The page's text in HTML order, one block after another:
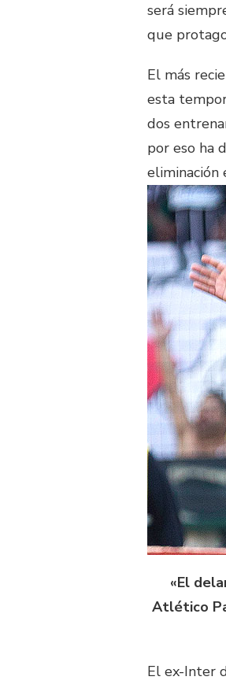
será
que
El más
esta
dos
por eso ha
eliminación
«El
Atlético
El ex-Inter